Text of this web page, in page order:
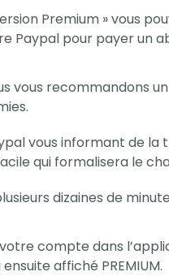
Premium » vous
Paypal pour payer un
vous recommandons
vous informant de la
qui formalisera le
dizaines de
compte dans
affiché PREMIUM.